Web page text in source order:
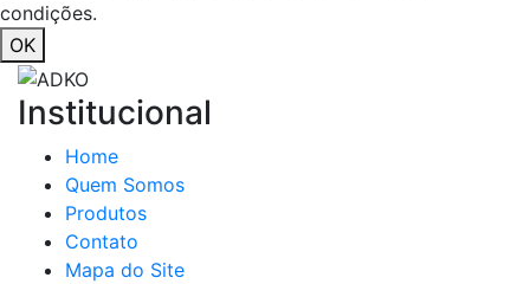
condições.
OK
Institucional
Home
Quem Somos
Produtos
Contato
Mapa do Site